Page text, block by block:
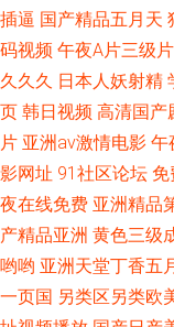
插逼 国产精品五月天
码视频 午夜A片三级片
久久久 日本人妖射精
页 韩日视频 高清国产
片 亚洲av激情电影 午
影网址 91社区论坛
夜在线免费 亚洲精品
产精品亚洲 黄色三级
哟哟 亚洲天堂丁香五
一页国 另类区另类欧